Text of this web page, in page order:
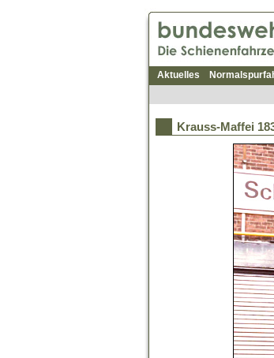
Aktuelles
Krauss-Maffei